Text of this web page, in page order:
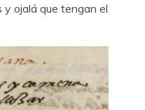
y ojalá que tengan el